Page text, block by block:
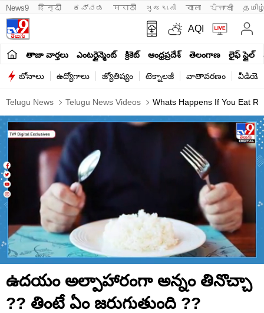
News9 हिन्दी ಕನ್ನಡ मराठी ગુજરાતી বাংলা ਪੰਜਾਬੀ
AQI
తాజా వార్తలు ఎంటర్టైన్మెంట్ క్రికెట్ ఆంధ్రప్రదేశ్ తెలంగాణ లైఫ్ స్టైల్
బోనాలు ఉద్యోగాలు జ్యోతిష్యం టెక్నాలజీ వాతావరణం
Telugu News Telugu News Videos Whats Happens If You Eat
seconds
of
minutes,
ఉదయం అల్పాహారంగా అన్నం తినొచ్చా
?? తింటే ఏం జరుగుతుంది ??